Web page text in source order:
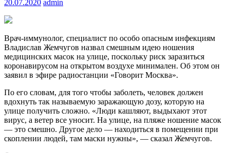
20.07.2020 admin
Врач-иммунолог, специалист по особо опасным инфекциям
Владислав Жемчугов назвал смешным идею ношения
медицинских масок на улице, поскольку риск заразиться
коронавирусом на открытом воздухе минимален. Об этом он
заявил в эфире радиостанции «Говорит Москва».
По его словам, для того чтобы заболеть, человек должен
вдохнуть так называемую заражающую дозу, которую на
улице получить сложно. «Люди кашляют, выдыхают этот
вирус, а ветер все уносит. На улице, на пляже ношение масок
— это смешно. Другое дело — находиться в помещении при
скоплении людей, там маски нужны», — сказал Жемчугов.